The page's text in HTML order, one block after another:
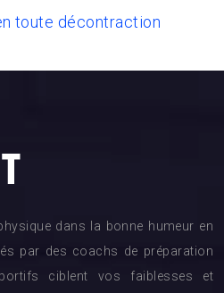
toute décontraction
dans la bonne humeur en
par des coachs de préparation
ciblent vos faiblesses et